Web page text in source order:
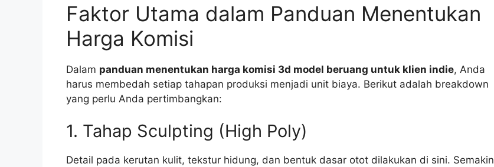
Faktor Utama dalam Panduan Menentukan
Harga Komisi
Dalam panduan menentukan harga komisi 3d model beruang untuk klien indie, Anda
harus membedah setiap tahapan produksi menjadi unit biaya. Berikut adalah breakdown
yang perlu Anda pertimbangkan:
1. Tahap Sculpting (High Poly)
Detail pada kerutan kulit, tekstur hidung, dan bentuk dasar otot dilakukan di sini. Semakin